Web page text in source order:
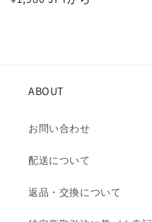
ABOUT
お問い合わせ
配送について
返品・交換について